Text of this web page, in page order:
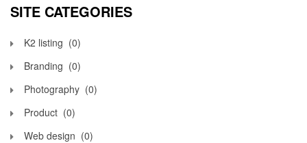
SITE CATEGORIES
K2 listing (0)
Branding (0)
Photography (0)
Product (0)
Web design (0)